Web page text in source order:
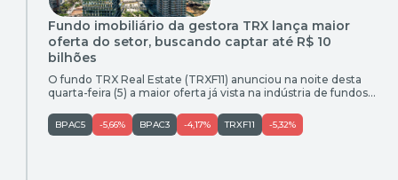
Fundo imobiliário da gestora TRX lança maior
oferta do setor, buscando captar até R$ 10
bilhões
O fundo TRX Real Estate (TRXF11) anunciou na noite desta
quarta-feira (5) a maior oferta já vista na indústria de fundos
R$ 10 bilhões. O veículo lançou a 13ª emissão de novas cotas.
O montante inicial da oferta é de 53 milhões de cotas, com
BPAC5 -5,66% BPAC3 -4,17% TRXF11 -5,32%